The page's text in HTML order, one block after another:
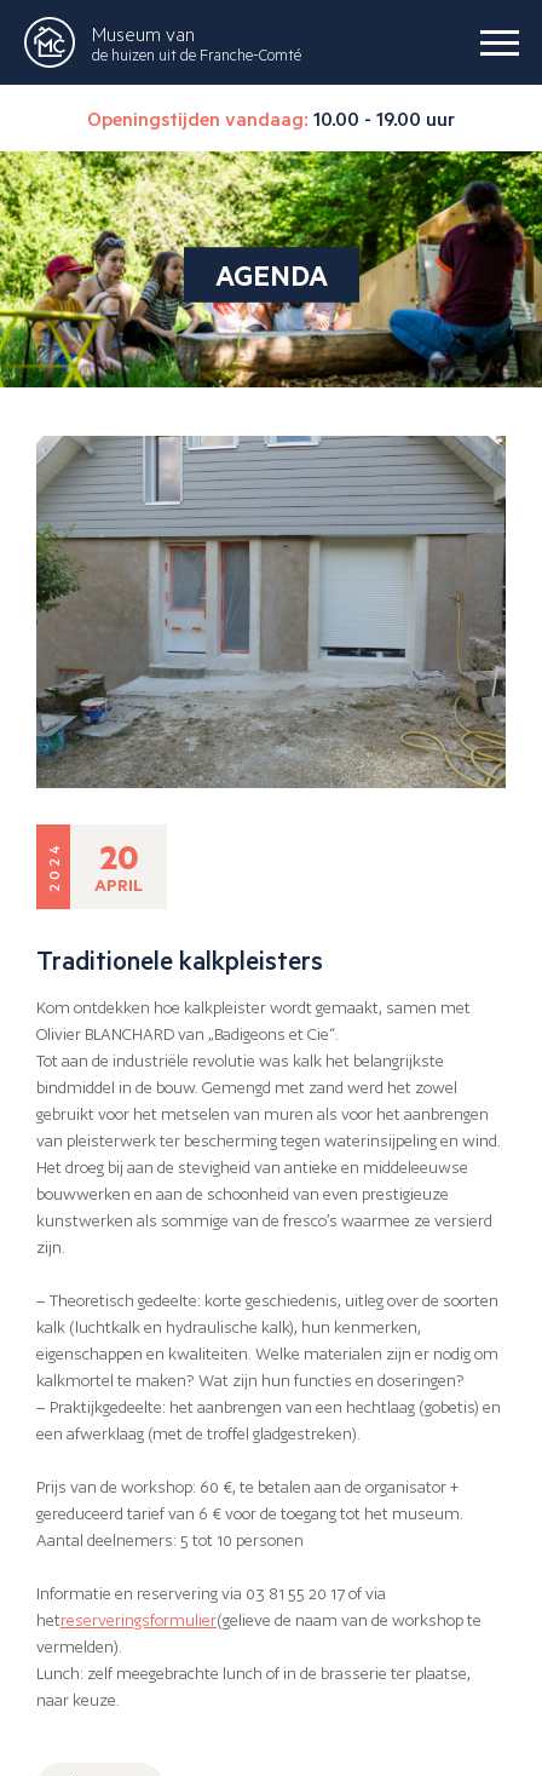
Museum van
de huizen uit de Franche-Comté
Openingstijden vandaag: 10.00 - 19.00 uur
AGENDA
2024 20
APRIL
Traditionele kalkpleisters
Kom ontdekken hoe kalkpleister wordt gemaakt, samen met
Olivier BLANCHARD van „Badigeons et Cie“.
Tot aan de industriële revolutie was kalk het belangrijkste
bindmiddel in de bouw. Gemengd met zand werd het zowel
gebruikt voor het metselen van muren als voor het aanbrengen
van pleisterwerk ter bescherming tegen waterinsijpeling en wind.
Het droeg bij aan de stevigheid van antieke en middeleeuwse
bouwwerken en aan de schoonheid van even prestigieuze
kunstwerken als sommige van de fresco’s waarmee ze versierd
zijn.
– Theoretisch gedeelte: korte geschiedenis, uitleg over de soorten
kalk (luchtkalk en hydraulische kalk), hun kenmerken,
eigenschappen en kwaliteiten. Welke materialen zijn er nodig om
kalkmortel te maken? Wat zijn hun functies en doseringen?
– Praktijkgedeelte: het aanbrengen van een hechtlaag (gobetis) en
een afwerklaag (met de troffel gladgestreken).
Prijs van de workshop: 60 €, te betalen aan de organisator +
gereduceerd tarief van 6 € voor de toegang tot het museum.
Aantal deelnemers: 5 tot 10 personen
Informatie en reservering via 03 81 55 20 17 of via
hetreserveringsformulier(gelieve de naam van de workshop te
vermelden).
Lunch: zelf meegebrachte lunch of in de brasserie ter plaatse,
naar keuze.